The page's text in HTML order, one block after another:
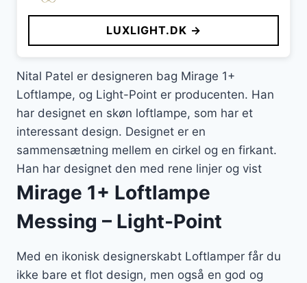
pris
var:
2.909 kr..
pris
er:
2.036 kr..
LUXLIGHT.DK →
Nital Patel er designeren bag Mirage 1+
Loftlampe, og Light-Point er producenten. Han
har designet en skøn loftlampe, som har et
interessant design. Designet er en
sammensætning mellem en cirkel og en firkant.
Han har designet den med rene linjer og vist
Mirage 1+ Loftlampe
Messing – Light-Point
Med en ikonisk designerskabt Loftlamper får du
ikke bare et flot design, men også en god og